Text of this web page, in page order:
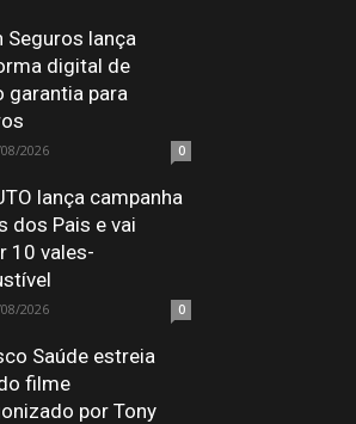
Seguros lança
digital de
garantia para
2026 0
lança campanha
dos Pais e vai
10 vales-
2026 0
Saúde estreia
filme
por Tony